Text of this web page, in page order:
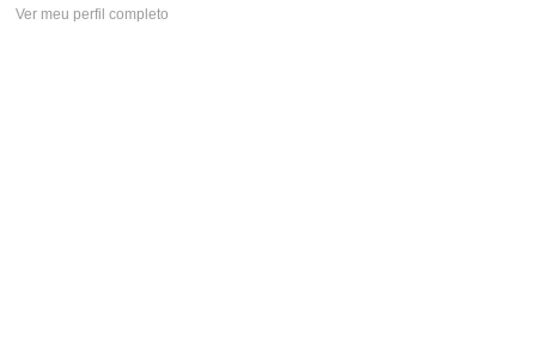
Ver meu perfil completo